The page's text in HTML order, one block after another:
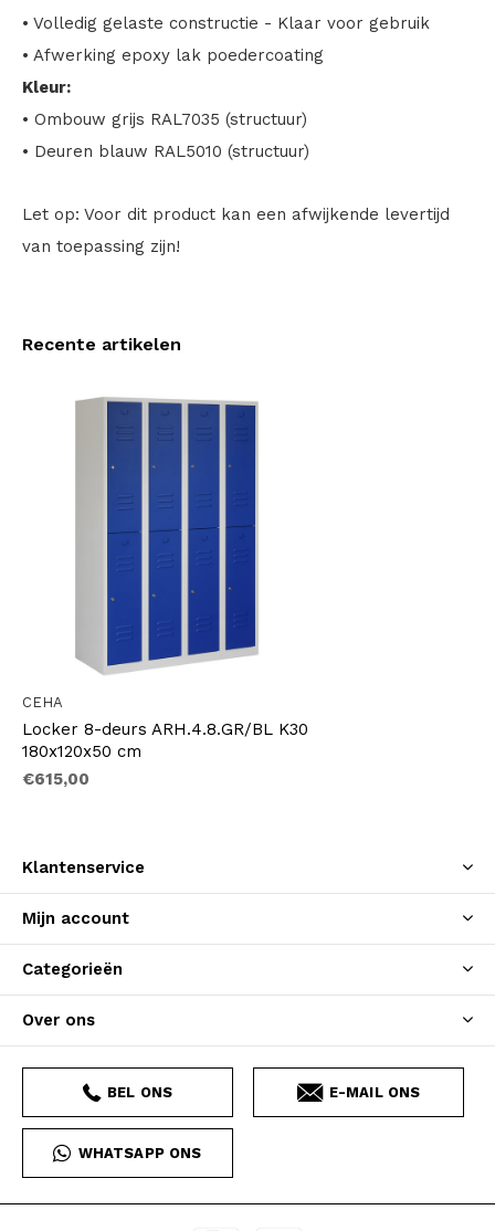
• Volledig gelaste constructie - Klaar voor gebruik
• Afwerking epoxy lak poedercoating
Kleur:
• Ombouw grijs RAL7035 (structuur)
• Deuren blauw RAL5010 (structuur)
Let op: Voor dit product kan een afwijkende levertijd
van toepassing zijn!
Recente artikelen
CEHA
Locker 8-deurs ARH.4.8.GR/BL K30
180x120x50 cm
€615,00
Klantenservice
Mijn account
Categorieën
Over ons
BEL ONS E-MAIL ONS
WHATSAPP ONS